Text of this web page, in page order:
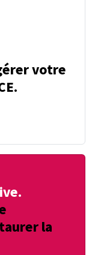
votre
la